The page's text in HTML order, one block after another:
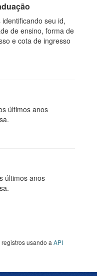
seu id,
de ensino, forma de
e cota de ingresso
últimos anos
últimos anos
usando a API